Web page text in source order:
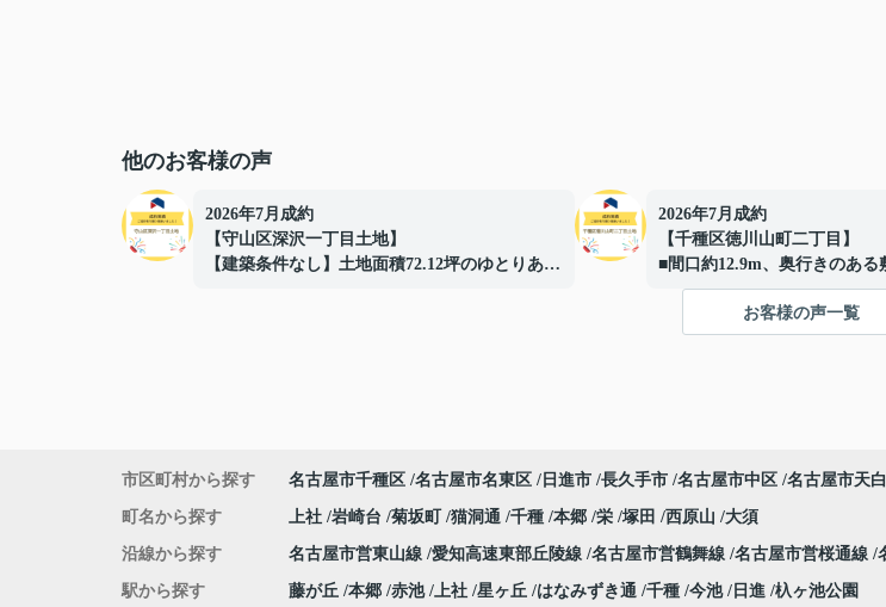
他のお客様の声
2026年7月成約
【守山区深沢一丁目土地】
【建築条件なし】土地面積72.12坪のゆとりある
の利便性も良好
■お好きなハウスメーカーで建築可能
ご成約ありがとうございました！
2026年7月成約
【千種区徳川山町二丁目】
■間口約12.9m、奥行きのある
■落ち着いた住宅街に位置す
■道路との高低差により、外
お客様の声一覧
市区町村から探す 名古屋市千種区 名古屋市名東区 日進市 長久手市 名古屋市中区 名古屋市天
町名から探す 上社 岩崎台 菊坂町 猫洞通 千種 本郷 栄 塚田 西原山 大須
沿線から探す 名古屋市営東山線 愛知高速東部丘陵線 名古屋市営鶴舞線 名古屋市営桜通線
駅から探す 藤が丘 本郷 赤池 上社 星ヶ丘 はなみずき通 千種 今池 日進 杁ヶ池公園